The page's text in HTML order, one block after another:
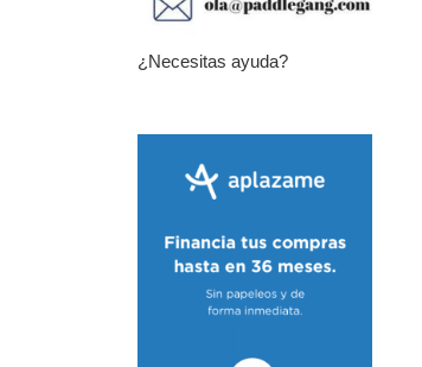
¿Necesitas ayuda?